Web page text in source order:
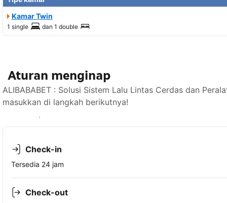
Kamar Twin
1 single dan 1 double
Aturan menginap
ALIBABABET : Solusi Sistem Lalu Lintas Cerdas dan
masukkan di langkah berikutnya!
Lihat ketersediaan
Check-in
Tersedia 24 jam
Check-out